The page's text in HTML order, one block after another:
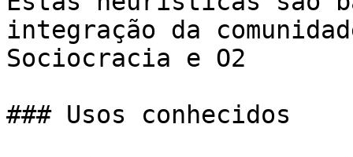
integração da
Sociocracia e O2
### Usos conhecidos